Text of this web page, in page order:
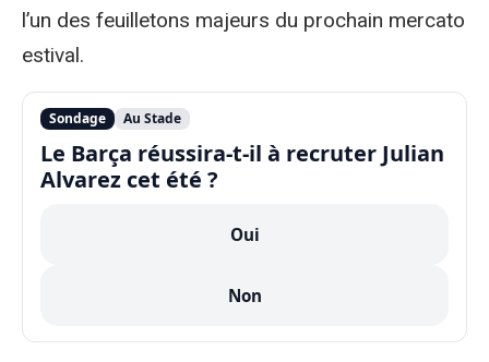
l’un des feuilletons majeurs du prochain mercato
estival.
Sondage Au Stade
Le Barça réussira-t-il à recruter Julian
Alvarez cet été ?
Oui
Non